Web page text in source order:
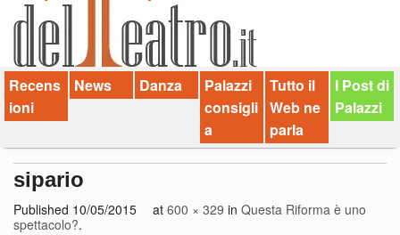
Contatti
dT in English
Recens
ioni
News Danza
Palazzi
consigli
a
Tutto il
Web ne
parla
I Post di
Palazzi
sipario
Published 10/05/2015 at 600 × 329 in Questa Riforma è uno
spettacolo?.